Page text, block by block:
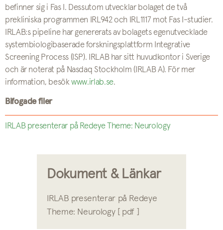
befinner sig i Fas I. Dessutom utvecklar bolaget de två
prekliniska programmen IRL942 och IRL1117 mot Fas I-studier.
IRLAB:s pipeline har genererats av bolagets egenutvecklade
systembiologibaserade forskningsplattform Integrative
Screening Process (ISP). IRLAB har sitt huvudkontor i Sverige
och är noterat på Nasdaq Stockholm (IRLAB A). För mer
information, besökwww.irlab.se.
Bifogade filer
IRLAB presenterar på Redeye Theme: Neurology
Dokument & Länkar
IRLAB presenterar på Redeye
Theme: Neurology [ pdf ]